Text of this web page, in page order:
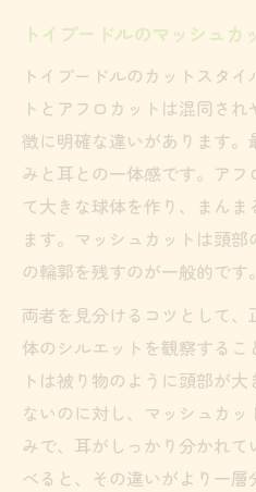
トイプードルのマッシュ
トイプードルのカットスタ
トとアフロカットは混同さ
徴に明確な違いがあります
みと耳との一体感です。ア
て大きな球体を作り、まん
ます。マッシュカットは頭
の輪郭を残すのが一般的です。
両者を見分けるコツとして
体のシルエットを観察するこ
トは被り物のように頭部が
ないのに対し、マッシュカ
みで、耳がしっかり分かれ
べると、その違いがより一層